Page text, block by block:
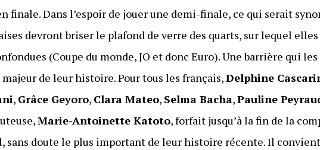
finale. Dans l’espoir de jouer une demi-finale, ce qui serait
devront briser le plafond de verre des quarts, sur lequel
(Coupe du monde, JO et donc Euro). Une barrière qui
de leur histoire. Pour tous les français,Delphine
, Grâce Geyoro, Clara Mateo, Selma Bacha,Pauline
Marie-Antoinette Katoto, forfait jusqu’à la fin de la
sans doute le plus important de leur histoire récente. Il